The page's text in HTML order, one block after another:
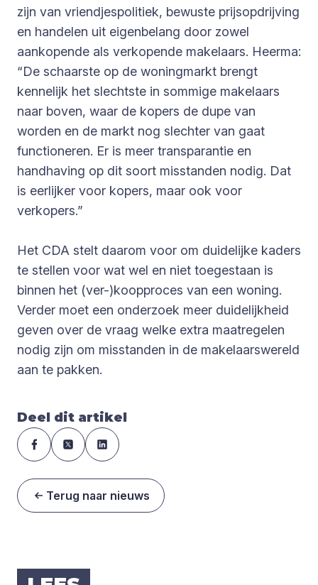
zijn van vriendjespolitiek, bewuste prijsopdrijving
en handelen uit eigenbelang door zowel
aankopende als verkopende makelaars. Heerma:
“De schaarste op de woningmarkt brengt
kennelijk het slechtste in sommige makelaars
naar boven, waar de kopers de dupe van
worden en de markt nog slechter van gaat
functioneren. Er is meer transparantie en
handhaving op dit soort misstanden nodig. Dat
is eerlijker voor kopers, maar ook voor
verkopers.”
Het CDA stelt daarom voor om duidelijke kaders
te stellen voor wat wel en niet toegestaan is
binnen het (ver-)koopproces van een woning.
Verder moet een onderzoek meer duidelijkheid
geven over de vraag welke extra maatregelen
nodig zijn om misstanden in de makelaarswereld
aan te pakken.
Deel dit artikel
Terug naar nieuws